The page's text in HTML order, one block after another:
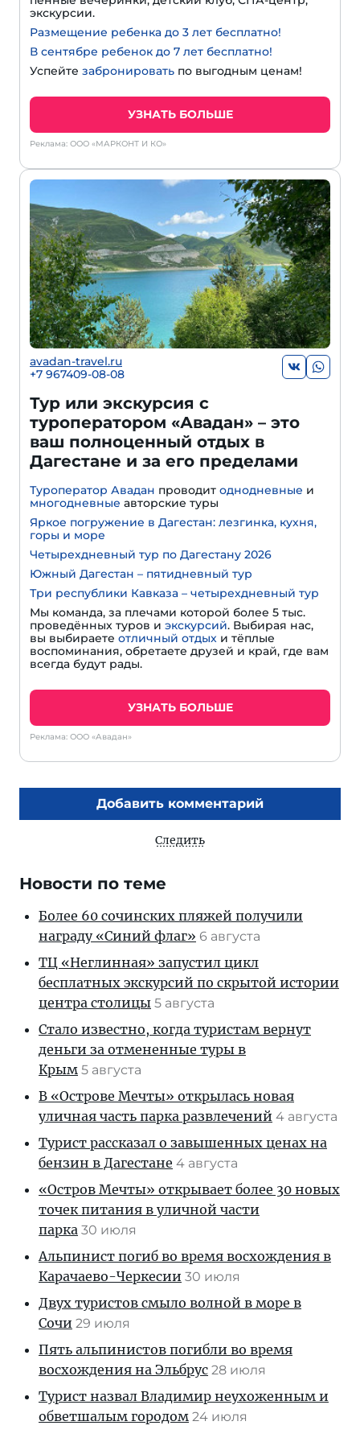
экскурсии.
Размещение ребенка до 3 лет бесплатно!
В сентябре ребенок до 7 лет бесплатно!
Успейте забронировать по выгодным ценам!
УЗНАТЬ БОЛЬШЕ
Реклама: ООО «МАРКОНТ И КО»
avadan-travel.ru
+7 967409-08-08
Тур или экскурсия с
туроператором «Авадан» – это
ваш полноценный отдых в
Дагестане и за его пределами
Туроператор Авадан проводит однодневные и
многодневные авторские туры
Яркое погружение в Дагестан: лезгинка, кухня,
горы и море
Четырехдневный тур по Дагестану 2026
Южный Дагестан – пятидневный тур
Три республики Кавказа – четырехдневный тур
Мы команда, за плечами которой более 5 тыс.
проведённых туров и экскурсий. Выбирая нас,
вы выбираете отличный отдых и тёплые
воспоминания, обретаете друзей и край, где вам
всегда будут рады.
УЗНАТЬ БОЛЬШЕ
Реклама: ООО «Авадан»
Добавить комментарий
Следить
Новости по теме
Более 60 сочинских пляжей получили
награду «Синий флаг» 6 августа
ТЦ «Неглинная» запустил цикл
бесплатных экскурсий по скрытой истории
центра столицы 5 августа
Стало известно, когда туристам вернут
деньги за отмененные туры в
Крым 5 августа
В «Острове Мечты» открылась новая
уличная часть парка развлечений 4 августа
Турист рассказал о завышенных ценах на
бензин в Дагестане 4 августа
«Остров Мечты» открывает более 30 новых
точек питания в уличной части
парка 30 июля
Альпинист погиб во время восхождения в
Карачаево-Черкесии 30 июля
Двух туристов смыло волной в море в
Сочи 29 июля
Пять альпинистов погибли во время
восхождения на Эльбрус 28 июля
Турист назвал Владимир неухоженным и
обветшалым городом 24 июля